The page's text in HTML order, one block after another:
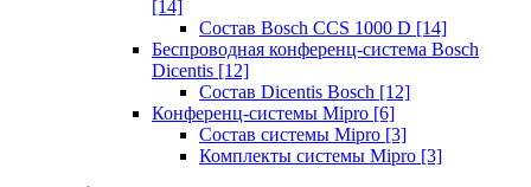
[14]
Состав Bosch CCS 1000 D [14]
Беспроводная конференц-система Bosch
Dicentis [12]
Состав Dicentis Bosch [12]
Конференц-системы Mipro [6]
Состав системы Mipro [3]
Комплекты системы Mipro [3]